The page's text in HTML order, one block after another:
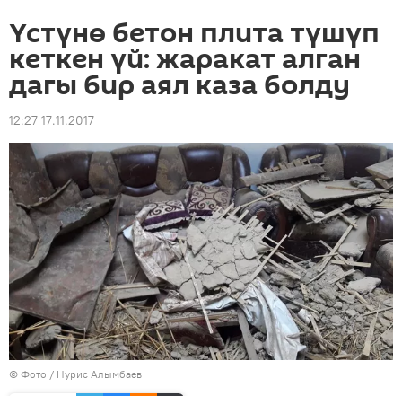
Үстүнө бетон плита түшүп
кеткен үй: жаракат алган
дагы бир аял каза болду
12:27 17.11.2017
© Фото / Нурис Алымбаев